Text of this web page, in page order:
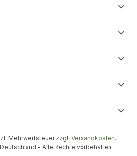
Mehrwertsteuer zzgl. Versandkosten.
- Alle Rechte vorbehalten.